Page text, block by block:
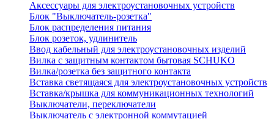
Аксессуары для электроустановочных устройств
Блок "Выключатель-розетка"
Блок распределения питания
Блок розеток, удлинитель
Ввод кабельный для электроустановочных изделий
Вилка с защитным контактом бытовая SCHUKO
Вилка/розетка без защитного контакта
Вставка светящаяся для электроустановочных устройств
Вставка/крышка для коммуникационных технологий
Выключатели, переключатели
Выключатель с электронной коммутацией